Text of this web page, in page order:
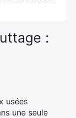
:
usées
une seule